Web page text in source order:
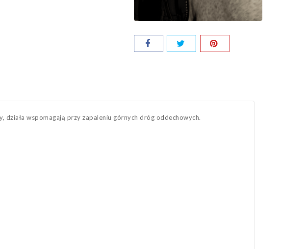
wspomagają przy zapaleniu górnych dróg oddechowych.